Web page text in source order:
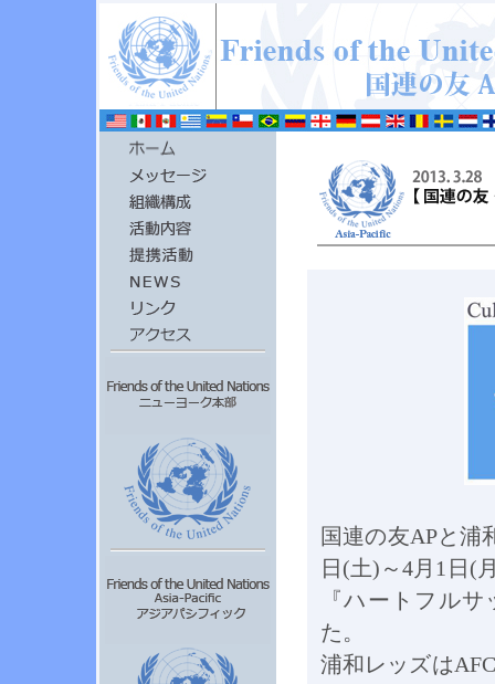
国連の友APと浦
日(土)～4月1日(
『ハートフル
た。
浦和レッズは